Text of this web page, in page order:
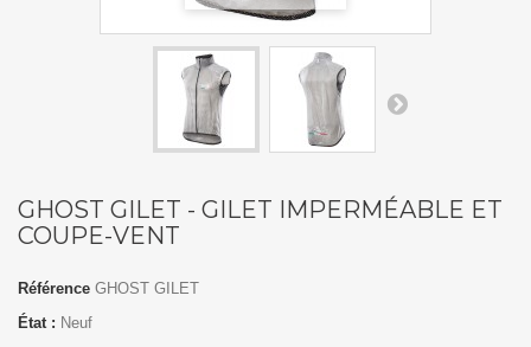
GHOST GILET - GILET IMPERMÉABLE ET
COUPE-VENT
Référence GHOST GILET
État : Neuf